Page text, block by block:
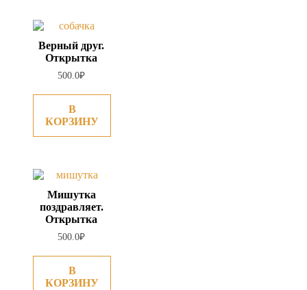
Верный друг.
Открытка
500.0₽
В
КОРЗИНУ
Мишутка
поздравляет.
Открытка
500.0₽
В
КОРЗИНУ